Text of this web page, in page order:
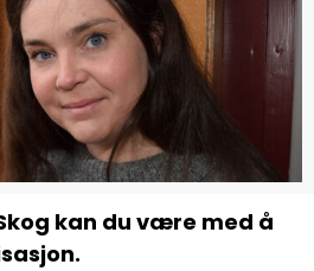
kan du være med å